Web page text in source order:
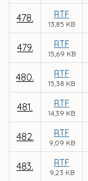
478. RTF
13,85 KB
479. RTF
15,69 KB
480. RTF
15,38 KB
481. RTF
14,39 KB
482. RTF
9,09 KB
483. RTF
9,23 KB